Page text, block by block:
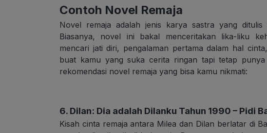
Contoh Novel Remaja
Novel remaja adalah jenis karya sastra yang
Biasanya, novel ini bakal menceritakan lika-liku
mencari jati diri, pengalaman pertama dalam hal
buat kamu yang suka cerita ringan tapi tetap
rekomendasi novel remaja yang bisa kamu nikmati:
6. Dilan: Dia adalah Dilanku Tahun 1990 – Pidi
Kisah cinta remaja antara Milea dan Dilan berlatar di